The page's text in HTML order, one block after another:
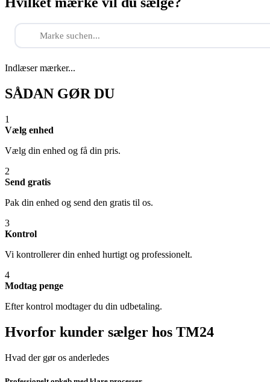
Indlæser mærker...
SÅDAN GØR DU
1
Vælg enhed
Vælg din enhed og få din pris.
2
Send gratis
Pak din enhed og send den gratis til os.
3
Kontrol
Vi kontrollerer din enhed hurtigt og professionelt.
4
Modtag penge
Efter kontrol modtager du din udbetaling.
Hvorfor kunder sælger hos TM24
Hvad der gør os anderledes